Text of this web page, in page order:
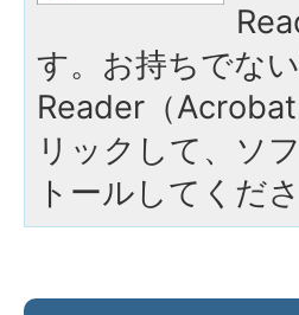
す。お持ちでな
Reader（
リックして、ソ
トールしてくださ